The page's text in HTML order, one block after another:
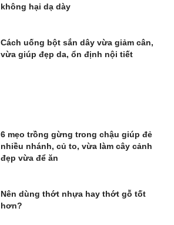
không hại dạ dày
Cách uống bột sắn dây vừa giảm cân,
vừa giúp đẹp da, ổn định nội tiết
6 mẹo trồng gừng trong chậu giúp đẻ
nhiều nhánh, củ to, vừa làm cây cảnh
đẹp vừa để ăn
Nên dùng thớt nhựa hay thớt gỗ tốt
hơn?